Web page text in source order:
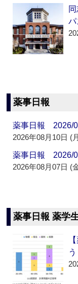
薬事日報
薬事日報 2026/
2026年08月10日 (
薬事日報 2026/
2026年08月07日 (
薬事日報 薬学
う